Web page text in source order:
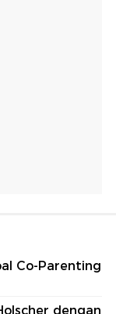
Co-Parenting
dengan